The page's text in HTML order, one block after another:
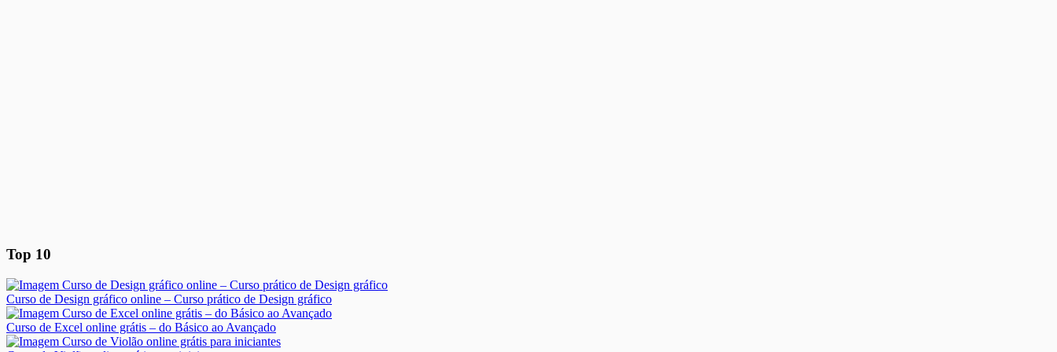
Top 10
Curso de Design gráfico online – Curso prático de Design gráfico
Curso de Excel online grátis – do Básico ao Avançado